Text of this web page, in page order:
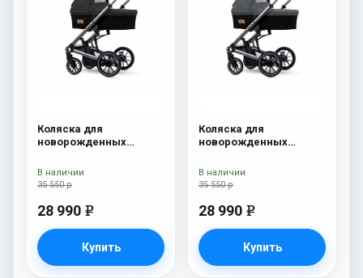
Коляска для
новорожденных
35 550 р
28 990 e
Купить
В наличии
Коляска для
новорожденных
35 550 р
28 990 e
Купить
В наличии